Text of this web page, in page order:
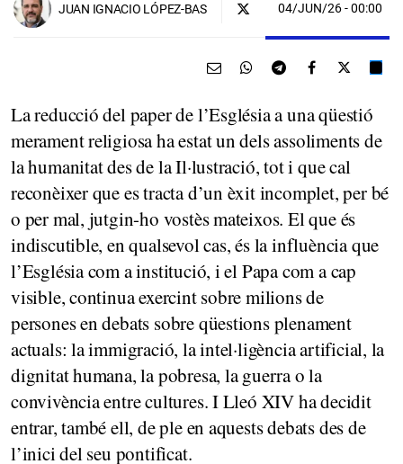
JUAN IGNACIO LÓPEZ-BAS 04/JUN/26- 00:00
La reducció del paper de l’Església a una qüestió
merament religiosa ha estat un dels assoliments de
la humanitat des de la Il·lustració, tot i que cal
reconèixer que es tracta d’un èxit incomplet, per bé
o per mal, jutgin-ho vostès mateixos. El que és
indiscutible, en qualsevol cas, és la influència que
l’Església com a institució, i el Papa com a cap
visible, continua exercint sobre milions de
persones en debats sobre qüestions plenament
actuals: la immigració, la intel·ligència artificial, la
dignitat humana, la pobresa, la guerra o la
convivència entre cultures. I Lleó XIV ha decidit
entrar, també ell, de ple en aquests debats des de
l’inici del seu pontificat.